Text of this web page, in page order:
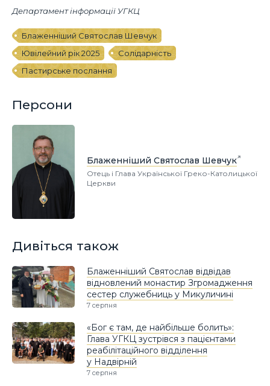
Департамент інформації УГКЦ
Блаженніший Святослав Шевчук
Ювілейний рік 2025
Солідарність
Пастирське послання
Персони
Блаженніший Святослав Шевчук
Отець і Глава Української Греко-Католицької
Церкви
Дивіться також
Блаженніший Святослав відвідав
відновлений монастир Згромадження
сестер служебниць у Микуличині
7 серпня
«Бог є там, де найбільше болить»:
Глава УГКЦ зустрівся з пацієнтами
реабілітаційного відділення
у Надвірній
7 серпня